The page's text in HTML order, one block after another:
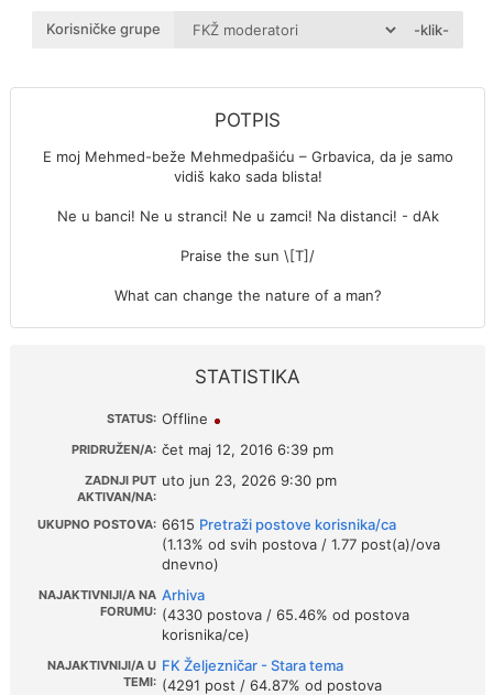
Korisničke grupe -klik-
POTPIS
E moj Mehmed-beže Mehmedpašiću – Grbavica, da je samo
vidiš kako sada blista!
Ne u banci! Ne u stranci! Ne u zamci! Na distanci! - dAk
Praise the sun \[T]/
What can change the nature of a man?
STATISTIKA
STATUS: Offline
PRIDRUŽEN/A: čet maj 12, 2016 6:39 pm
ZADNJI PUT
AKTIVAN/NA:
uto jun 23, 2026 9:30 pm
UKUPNO POSTOVA: 6615 Pretraži postove korisnika/ca
(1.13% od svih postova / 1.77 post(a)/ova
dnevno)
NAJAKTIVNIJI/A NA
FORUMU:
Arhiva
(4330 postova / 65.46% od postova
korisnika/ce)
NAJAKTIVNIJI/A U
TEMI:
FK Željezničar - Stara tema
(4291 post / 64.87% od postova